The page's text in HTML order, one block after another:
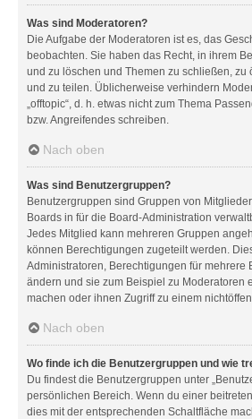
Was sind Moderatoren?
Die Aufgabe der Moderatoren ist es, das
beobachten. Sie haben das Recht, in ihrem
und zu löschen und Themen zu schließen, zu
und zu teilen. Üblicherweise verhindern
„offtopic“, d. h. etwas nicht zum Thema
bzw. Angreifendes schreiben.
Nach oben
Was sind Benutzergruppen?
Benutzergruppen sind Gruppen von
Boards in für die Board-Administration
Jedes Mitglied kann mehreren Gruppen
können Berechtigungen zugeteilt werden.
Administratoren, Berechtigungen für mehrere
ändern und sie zum Beispiel zu Moderatoren
machen oder ihnen Zugriff zu einem
Nach oben
Wo finde ich die Benutzergruppen und wie
Du findest die Benutzergruppen unter
persönlichen Bereich. Wenn du einer
dies mit der entsprechenden Schaltfläche